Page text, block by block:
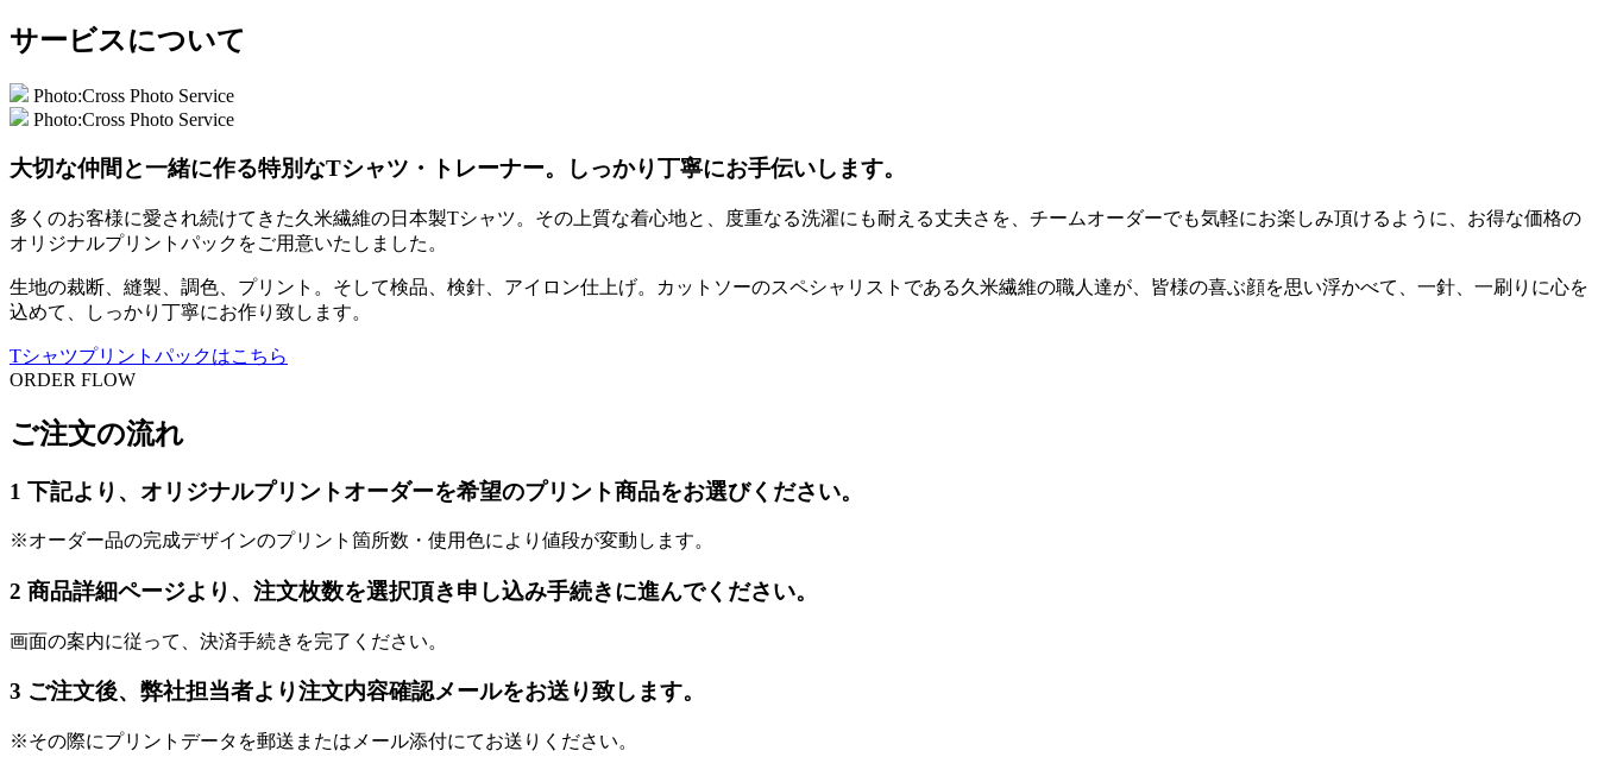
サービスについて
Photo:Cross Photo Service
Photo:Cross Photo Service
大切な仲間と一緒に作る特別なTシャツ・トレーナー。しっかり丁寧にお手伝いします。
多くのお客様に愛され続けてきた久米繊維の日本製Tシャツ。その上質な着心地と、度重なる洗濯にも耐える丈夫さを、チームオーダーでも気軽にお楽しみ頂けるように、お得な価格の
オリジナルプリントパックをご用意いたしました。
生地の裁断、縫製、調色、プリント。そして検品、検針、アイロン仕上げ。カットソーのスペシャリストである久米繊維の職人達が、皆様の喜ぶ顔を思い浮かべて、一針、一刷りに心を
込めて、しっかり丁寧にお作り致します。
Tシャツプリントパックはこちら
ORDER FLOW
ご注文の流れ
1 下記より、オリジナルプリントオーダーを希望のプリント商品をお選びください。
※オーダー品の完成デザインのプリント箇所数・使用色により値段が変動します。
2 商品詳細ページより、注文枚数を選択頂き申し込み手続きに進んでください。
画面の案内に従って、決済手続きを完了ください。
3 ご注文後、弊社担当者より注文内容確認メールをお送り致します。
※その際にプリントデータを郵送またはメール添付にてお送りください。